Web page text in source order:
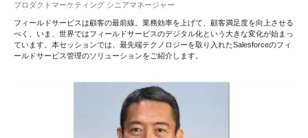
プロダクトマーケティング シニアマネージャー
フィールドサービスは顧客の最前線。業務効率を上げて、顧客満足度を向上させる
べく、いま、世界ではフィールドサービスのデジタル化という大きな変化が始まっ
ています。本セッションでは、最先端テクノロジーを取り入れたSalesforceのフィ
ールドサービス管理のソリューションをご紹介します。